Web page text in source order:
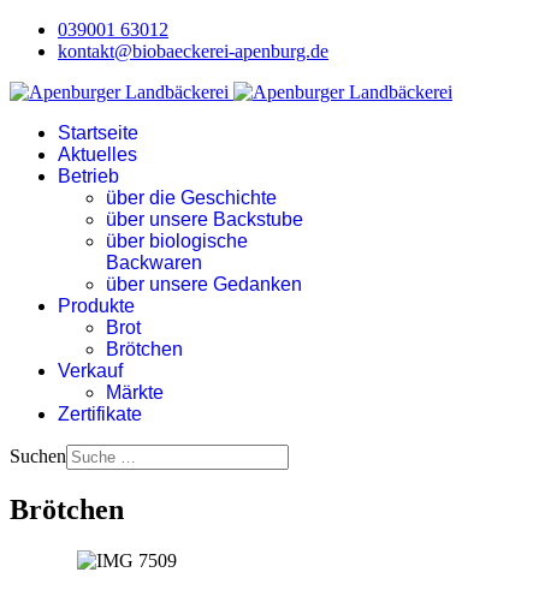
039001 63012
kontakt@biobaeckerei-apenburg.de
Startseite
Aktuelles
Betrieb
über die Geschichte
über unsere Backstube
über biologische
Backwaren
über unsere Gedanken
Produkte
Brot
Brötchen
Verkauf
Märkte
Zertifikate
Suchen
Brötchen